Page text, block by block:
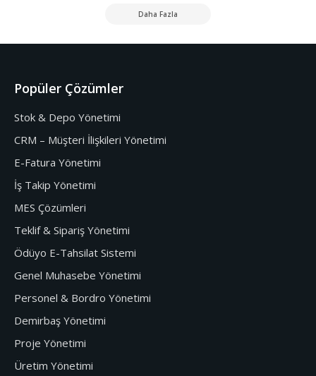
Daha Fazla
Popüler Çözümler
Stok & Depo Yönetimi
CRM – Müşteri İlişkileri Yönetimi
E-Fatura Yönetimi
İş Takip Yönetimi
MES Çözümleri
Teklif & Sipariş Yönetimi
Ödüyo E-Tahsilat Sistemi
Genel Muhasebe Yönetimi
Personel & Bordro Yönetimi
Demirbaş Yönetimi
Proje Yönetimi
Üretim Yönetimi